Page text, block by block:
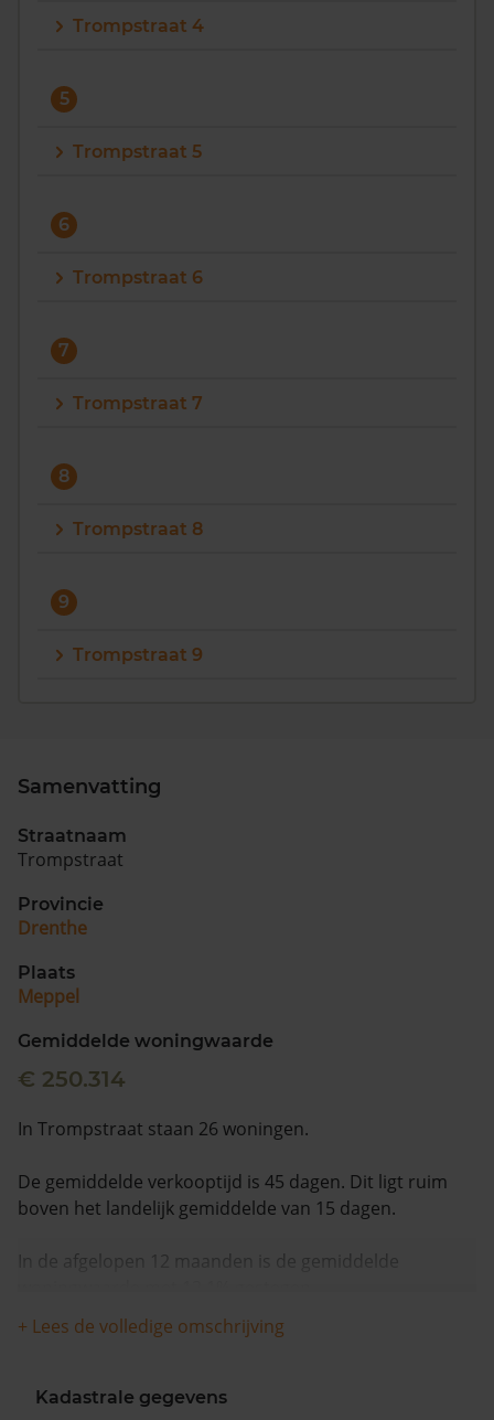
Trompstraat 4
5
Trompstraat 5
6
Trompstraat 6
7
Trompstraat 7
8
Trompstraat 8
9
Trompstraat 9
Samenvatting
Straatnaam
Trompstraat
Provincie
Drenthe
Plaats
Meppel
Gemiddelde woningwaarde
€ 250.314
In Trompstraat staan 26 woningen.
De gemiddelde verkooptijd is 45 dagen. Dit ligt ruim
boven het landelijk gemiddelde van 15 dagen.
In de afgelopen 12 maanden is de gemiddelde
+ Lees de volledige omschrijving
Kadastrale gegevens